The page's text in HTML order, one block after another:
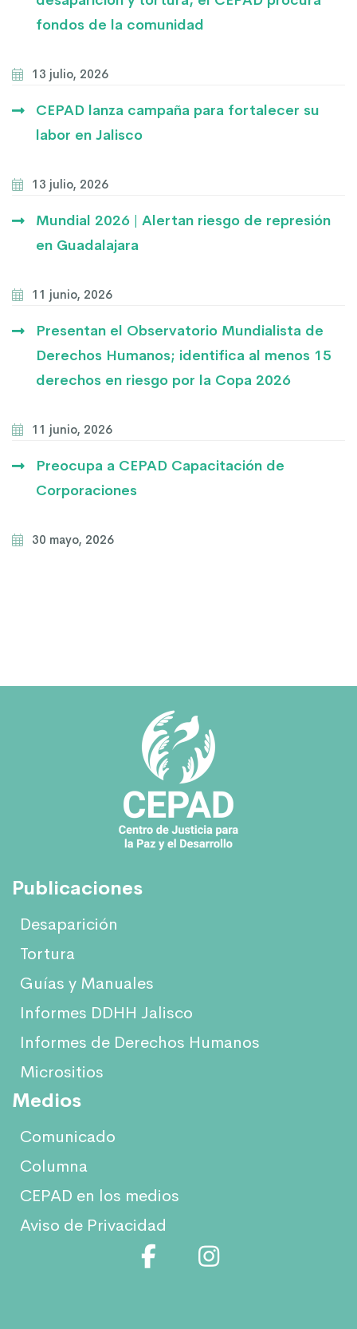
fondos de la comunidad
13 julio, 2026
CEPAD lanza campaña para fortalecer su
labor en Jalisco
13 julio, 2026
Mundial 2026 | Alertan riesgo de represión
en Guadalajara
11 junio, 2026
Presentan el Observatorio Mundialista de
Derechos Humanos; identifica al menos 15
derechos en riesgo por la Copa 2026
11 junio, 2026
Preocupa a CEPAD Capacitación de
Corporaciones
30 mayo, 2026
Publicaciones
Desaparición
Tortura
Guías y Manuales
Informes DDHH Jalisco
Informes de Derechos Humanos
Micrositios
Medios
Comunicado
Columna
CEPAD en los medios
Aviso de Privacidad